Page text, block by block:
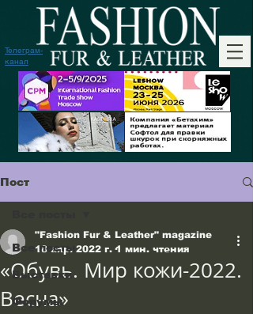
Телеграм-
канал
Пост
Все посты
Выставки
Форумы
«Обувь. Мир кожи-2022.
Весна»
"Fashion Fur & Leather" magazine
18 апр. 2022 г. 1 мин. чтения